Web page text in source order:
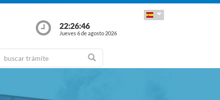
22:26:46
Jueves 6 de agosto 2026